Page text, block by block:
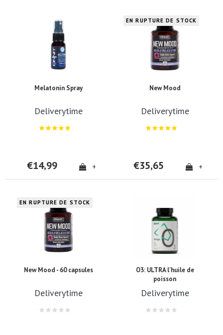
Melatonin Spray
Deliverytime
€14,99 +
EN RUPTURE DE STOCK
New Mood
Deliverytime
€35,65 +
EN RUPTURE DE STOCK
New Mood - 60 capsules
Deliverytime
O3: ULTRA l'huile de
poisson
Deliverytime